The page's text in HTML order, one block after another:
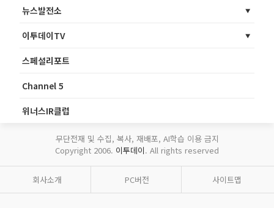
뉴스발전소
이투데이TV
스페셜리포트
Channel 5
위너스IR클럽
무단전재 및 수집, 복사, 재배포, AI학습 이용 금지
Copyright 2006. 이투데이. All rights reserved
회사소개 PC버전 사이트맵